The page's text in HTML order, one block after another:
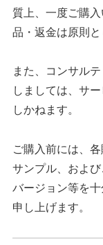
質上、一度ご購
品・返金は原則と
また、コンサル
しましては、サ
しかねます。
ご購入前には、
サンプル、およ
バージョン等を
申し上げます。